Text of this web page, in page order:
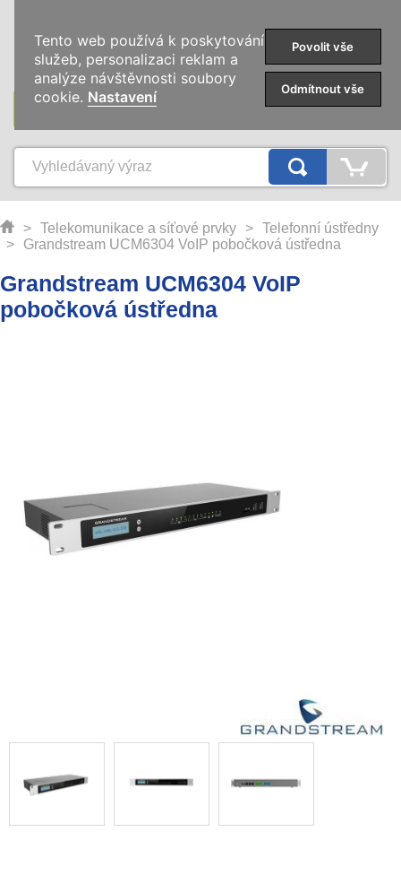
KATEGORIE
> Telekomunikace a síťové prvky > Telefonní ústředny
>
Grandstream UCM6304 VoIP pobočková ústředna
Grandstream UCM6304 VoIP
pobočková ústředna
Tento web používá k poskytování
služeb, personalizaci reklam a
analýze návštěvnosti soubory
cookie. Nastavení
Povolit vše
Odmítnout vše